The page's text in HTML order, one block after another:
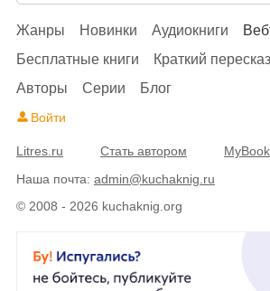
© 2008 - 2026 kuchaknig.org
Жанры Новинки Аудиокниги
Бесплатные книги
Краткий пересказ
Авторы
Серии Блог
Войти
Litres.ru Стать автором
Наша почта: admin@kuchaknig.ru